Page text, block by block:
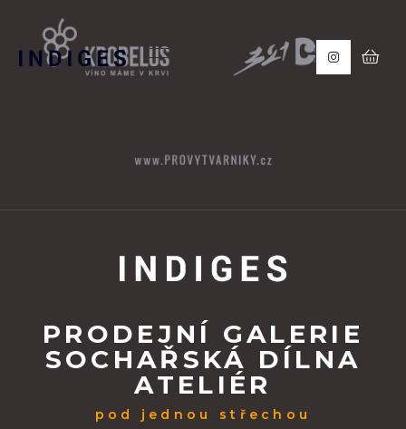
PRODEJNÍ GALERIE
SOCHAŘSKÁ DÍLNA
ATELIÉR
pod jednou střechou